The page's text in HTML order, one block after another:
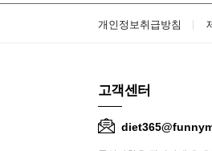
개인정보취급방침
고객센터